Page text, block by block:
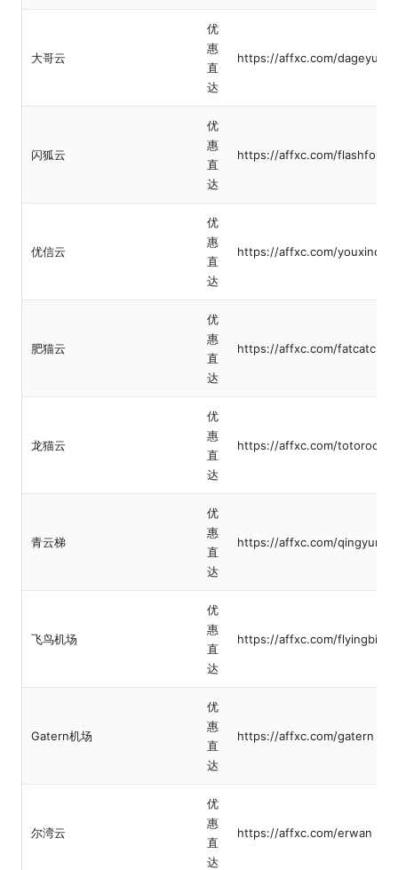
大哥云
优
惠
直
达
https://affxc.com/dageyun
闪狐云
优
惠
直
达
https://affxc.com/flashfox
优信云
优
惠
直
达
https://affxc.com/
肥猫云
优
惠
直
达
https://affxc.com/
龙猫云
优
惠
直
达
https://affxc.com/
青云梯
优
惠
直
达
https://affxc.com/qingyunti
飞鸟机场
优
惠
直
达
https://affxc.com/flyingbird
Gatern机场
优
惠
直
达
https://affxc.com/gatern
尔湾云
优
惠
直
达
https://affxc.com/erwan